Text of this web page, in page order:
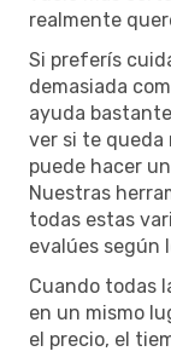
realmente
Si preferís
demasiada
ayuda
ver si te queda
puede hacer
Nuestras
todas estas
evalúes según
Cuando todas
en un mismo
el precio, el